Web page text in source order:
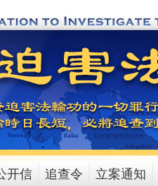
开信 追查令 立案通知